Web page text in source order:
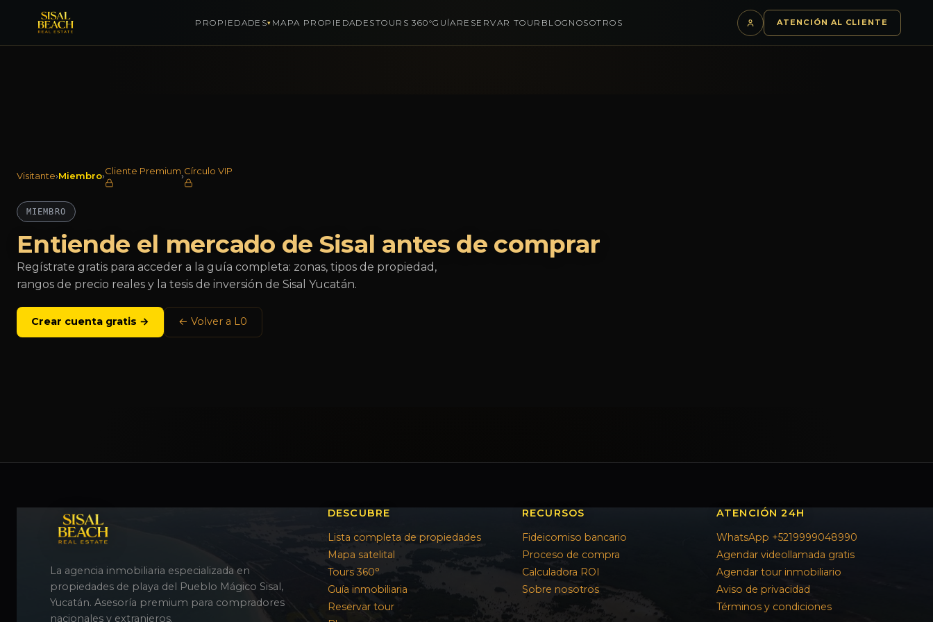
PROPIEDADES▾ MAPA PROPIEDADESTOURS 360°GUÍARESERVAR TOUR BLOG NOSOTROS ATENCIÓN AL CLIENTE
Visitante›Miembro›Cliente Premium›Círculo VIP
MIEMBRO
Entiende el mercado de Sisal antes de comprar
Regístrate gratis para acceder a la guía completa: zonas, tipos de propiedad,
rangos de precio reales y la tesis de inversión de Sisal Yucatán.
Crear cuenta gratis → ← Volver a L0
La agencia inmobiliaria especializada en
propiedades de playa del Pueblo Mágico Sisal,
Yucatán. Asesoría premium para compradores
nacionales y extranjeros.
DESCUBRE
Lista completa de propiedades
Mapa satelital
Tours 360°
Guía inmobiliaria
Reservar tour
RECURSOS
Fideicomiso bancario
Proceso de compra
Calculadora ROI
Sobre nosotros
ATENCIÓN 24H
WhatsApp +5219999048990
Agendar videollamada gratis
Agendar tour inmobiliario
Aviso de privacidad
Términos y condiciones